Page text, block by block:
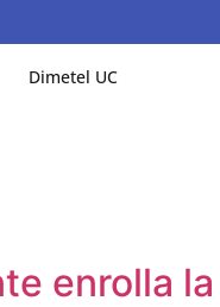
Dimetel UC
enrolla